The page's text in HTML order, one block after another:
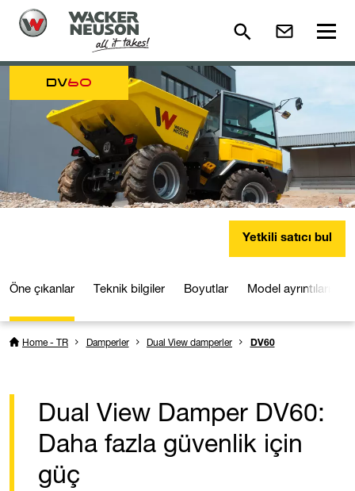
DV60
Yetkili satıcı bul
Öne çıkanlar Teknik bilgiler Boyutlar Model ayrıntıları
Home - TR Damperler Dual View damperler DV60
Dual View Damper DV60:
Daha fazla güvenlik için
güç